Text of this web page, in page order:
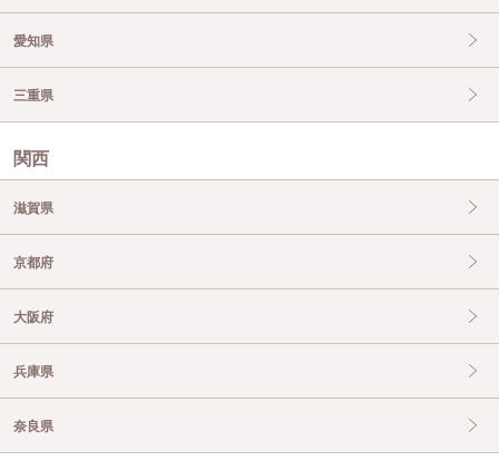
愛知県
三重県
関西
滋賀県
京都府
大阪府
兵庫県
奈良県